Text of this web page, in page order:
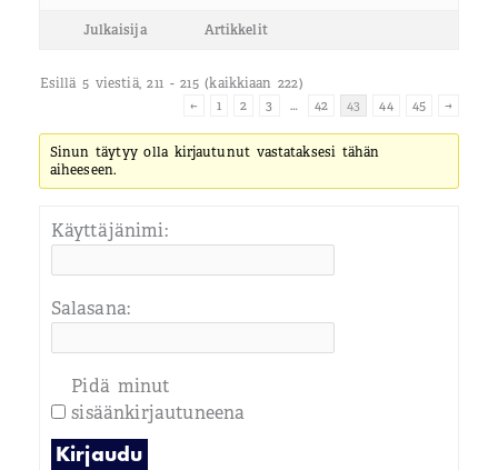
Julkaisija Artikkelit
Esillä 5 viestiä, 211 - 215 (kaikkiaan 222)
←
1 2 3 … 42 43 44 45 →
Sinun täytyy olla kirjautunut vastataksesi tähän
aiheeseen.
Käyttäjänimi:
Salasana:
Pidä minut
sisäänkirjautuneena
Kirjaudu